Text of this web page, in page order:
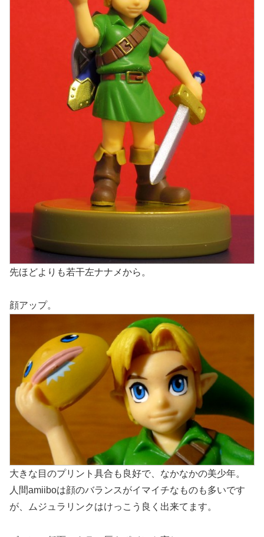
先ほどよりも若干左ナナメから。
顔アップ。
大きな目のプリント具合も良好で、なかなかの美少年。
人間amiiboは顔のバランスがイマイチなものも多いです
が、ムジュラリンクはけっこう良く出来てます。